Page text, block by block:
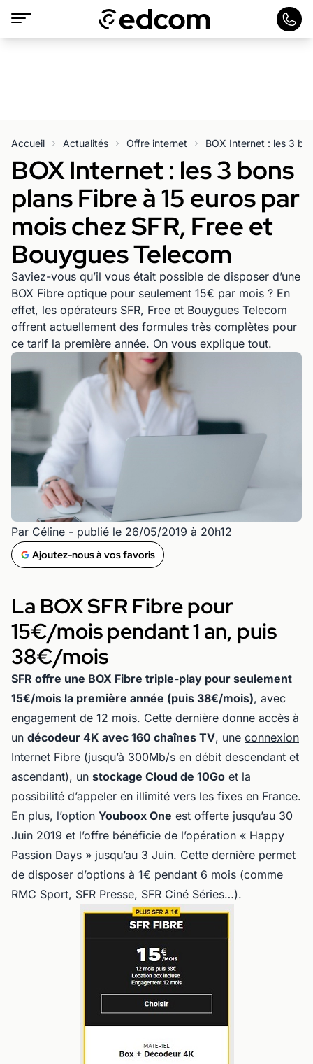
Accueil Actualités Offre internet
BOX Internet : les 3 bons
plans Fibre à 15 euros par
mois chez SFR, Free et
Bouygues Telecom
Saviez-vous qu’il vous était possible de disposer d’une
BOX Fibre optique pour seulement 15€ par mois ? En
effet, les opérateurs SFR, Free et Bouygues Telecom
offrent actuellement des formules très complètes pour
ce tarif la première année. On vous explique tout.
Par Céline - publié le 26/05/2019 à 20h12
Ajoutez-nous à vos favoris
La BOX SFR Fibre pour
15€/mois pendant 1 an, puis
38€/mois
SFR offre une BOX Fibre triple-play pour seulement
15€/mois la première année (puis 38€/mois), avec
engagement de 12 mois. Cette dernière donne accès à
un décodeur 4K avec 160 chaînes TV, une connexion
Internet Fibre (jusqu’à 300Mb/s en débit descendant et
ascendant), un stockage Cloud de 10Go et la
possibilité d’appeler en illimité vers les fixes en France.
En plus, l’option Youboox One est offerte jusqu’au 30
Juin 2019 et l’offre bénéficie de l’opération « Happy
Passion Days » jusqu’au 3 Juin. Cette dernière permet
de disposer d’options à 1€ pendant 6 mois (comme
RMC Sport, SFR Presse, SFR Ciné Séries…).